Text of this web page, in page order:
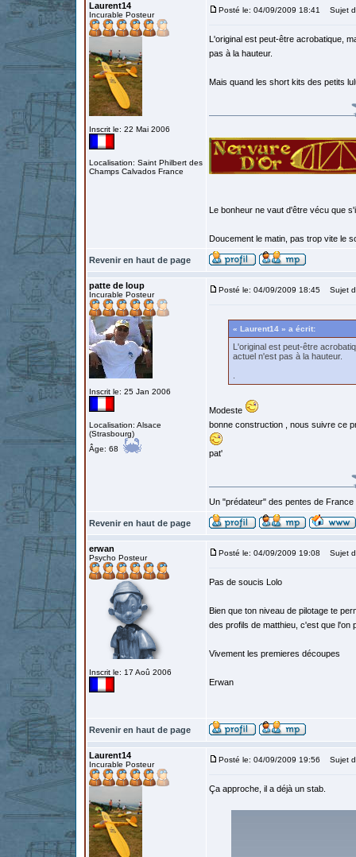
Laurent14
Incurable Posteur
Inscrit le: 22 Mai 2006
Localisation: Saint Philbert des
Champs Calvados France
Posté le: 04/09/2009 18:41 Sujet
L'original est peut-être acrobatique,
pas à la hauteur.
Mais quand les short kits des petits
Le bonheur ne vaut d'être vécu que
Doucement le matin, pas trop vite le
Revenir en haut de page
patte de loup
Incurable Posteur
Inscrit le: 25 Jan 2006
Localisation: Alsace
(Strasbourg)
Âge: 68
Posté le: 04/09/2009 18:45 Sujet
« Laurent14 » a écrit:
L'original est peut-être
actuel n'est pas à la hauteur.
Modeste
bonne construction , nous suivre ce
pat'
Un "prédateur" des pentes de
Revenir en haut de page
erwan
Psycho Posteur
Inscrit le: 17 Aoû 2006
Posté le: 04/09/2009 19:08 Sujet
Pas de soucis Lolo
Bien que ton niveau de pilotage te
des profils de matthieu, c'est que
Vivement les premieres découpes
Erwan
Revenir en haut de page
Laurent14
Incurable Posteur
Posté le: 04/09/2009 19:56 Sujet
Ça approche, il a déjà un stab.